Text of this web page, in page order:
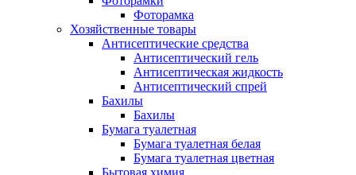
Фоторамка
Хозяйственные товары
Антисептические средства
Антисептический гель
Антисептическая жидкость
Антисептический спрей
Бахилы
Бахилы
Бумага туалетная
Бумага туалетная белая
Бумага туалетная цветная
Бытовая химия